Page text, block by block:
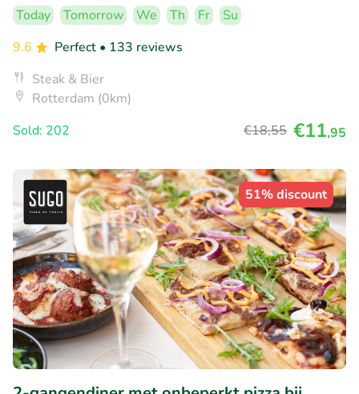
Today Tomorrow We Th Fr
Su
9.6
Perfect • 133 reviews
Steak & Bier
Rotterdam (0km)
Sold: 202
€18,55 €11,95
51% discount